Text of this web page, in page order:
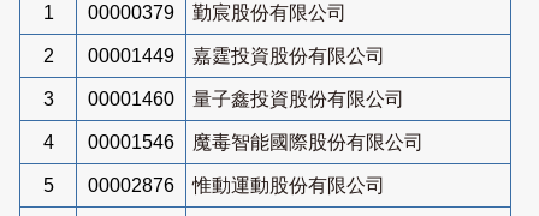
1 00000379 勤宸股份有限公司
2 00001449 嘉霆投資股份有限公司
3 00001460 量子鑫投資股份有限公司
4 00001546 魔毒智能國際股份有限公司
5 00002876 惟動運動股份有限公司